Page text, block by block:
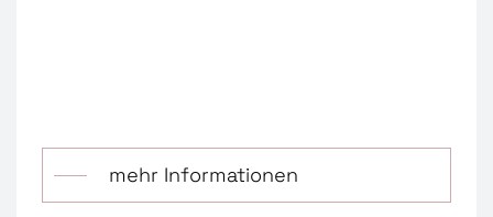
mehr Informationen